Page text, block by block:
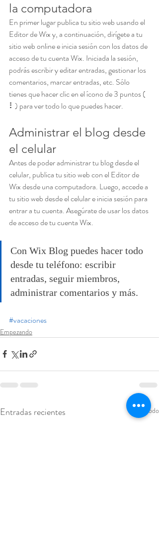
la computadora
En primer lugar publica tu sitio web usando el
Editor de Wix y, a continuación, dirígete a tu
sitio web online e inicia sesión con los datos de
acceso de tu cuenta Wix. Iniciada la sesión,
podrás escribir y editar entradas, gestionar los
comentarios, marcar entradas, etc. Sólo
tienes que hacer clic en el ícono de 3 puntos (
⠇) para ver todo lo que puedes hacer.
Administrar el blog desde
el celular
Antes de poder administrar tu blog desde el
celular, publica tu sitio web con el Editor de
Wix desde una computadora. Luego, accede a
tu sitio web desde el celular e inicia sesión para
entrar a tu cuenta. Asegúrate de usar los datos
de acceso de tu cuenta Wix.
Con Wix Blog puedes hacer todo
desde tu teléfono: escribir
entradas, seguir miembros,
administrar comentarios y más.
#vacaciones
Empezando
Entradas recientes Ver todo